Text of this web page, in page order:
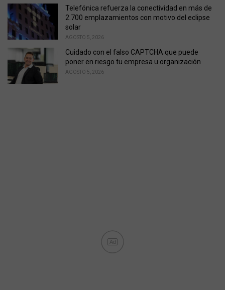
Telefónica refuerza la conectividad en más de
2.700 emplazamientos con motivo del eclipse
solar
AGOSTO 5, 2026
Cuidado con el falso CAPTCHA que puede
poner en riesgo tu empresa u organización
AGOSTO 5, 2026
Ad